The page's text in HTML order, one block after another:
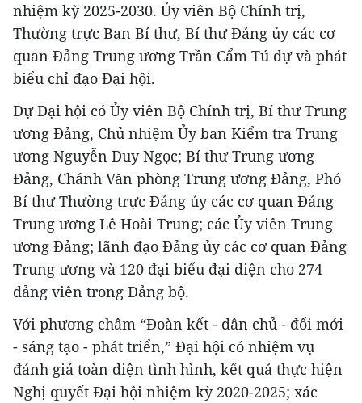
nhiệm kỳ 2025-2030. Ủy viên Bộ Chính trị,
Thường trực Ban Bí thư, Bí thư Đảng ủy các cơ
quan Đảng Trung ương Trần Cẩm Tú dự và phát
biểu chỉ đạo Đại hội.
Dự Đại hội có Ủy viên Bộ Chính trị, Bí thư Trung
ương Đảng, Chủ nhiệm Ủy ban Kiểm tra Trung
ương Nguyễn Duy Ngọc; Bí thư Trung ương
Đảng, Chánh Văn phòng Trung ương Đảng, Phó
Bí thư Thường trực Đảng ủy các cơ quan Đảng
Trung ương Lê Hoài Trung; các Ủy viên Trung
ương Đảng; lãnh đạo Đảng ủy các cơ quan Đảng
Trung ương và 120 đại biểu đại diện cho 274
đảng viên trong Đảng bộ.
Với phương châm “Đoàn kết - dân chủ - đổi mới
- sáng tạo - phát triển,” Đại hội có nhiệm vụ
đánh giá toàn diện tình hình, kết quả thực hiện
Nghị quyết Đại hội nhiệm kỳ 2020-2025; xác